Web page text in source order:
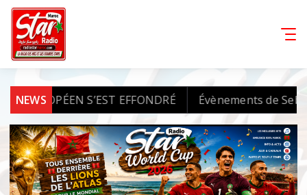
NEWSS’EST EFFONDRÉ Évènements de Sebta et